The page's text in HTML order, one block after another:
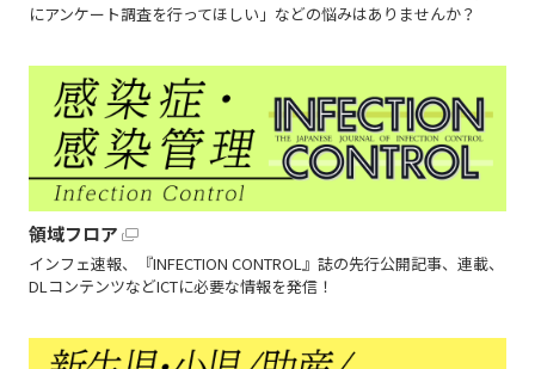
にアンケート調査を行ってほしい」などの悩みはありませんか？
領域フロア
インフェ速報、『INFECTION CONTROL』誌の先行公開記事、連載、
DLコンテンツなどICTに必要な情報を発信！